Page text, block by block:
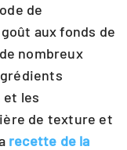
de
aux fonds de
nombreux
et les
de texture et
recette de la